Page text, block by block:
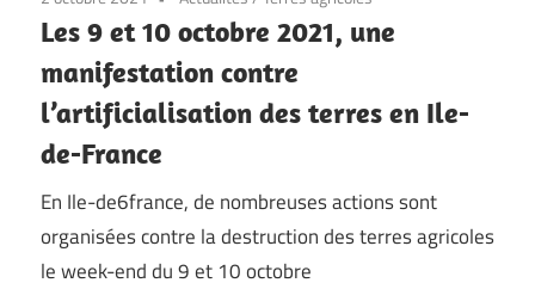
Les 9 et 10 octobre 2021, une
manifestation contre
l’artificialisation des terres en Ile-
de-France
En Ile-de6france, de nombreuses actions sont
organisées contre la destruction des terres agricoles
le week-end du 9 et 10 octobre